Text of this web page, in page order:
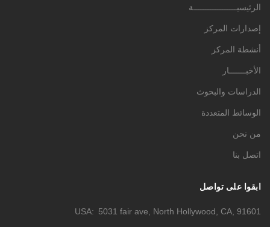
الرئيسيــــــــــــــــــة
إصدارات المركز
أنشطة المركز
الأخبـــــــار
الدراسات والبحوث
الوسائط المتعددة
من نحن
اتصل بنا
ابقوا على تواصل
USA 5031 fair ave, North Hollywood, CA, 91601